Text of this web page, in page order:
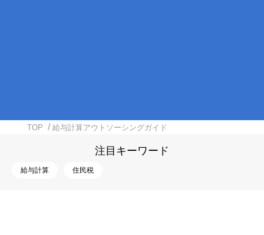
TOP 給与計算アウトソーシングガイド
注目キーワード
給与計算 住民税